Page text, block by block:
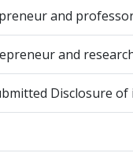
and
and
Disclosure